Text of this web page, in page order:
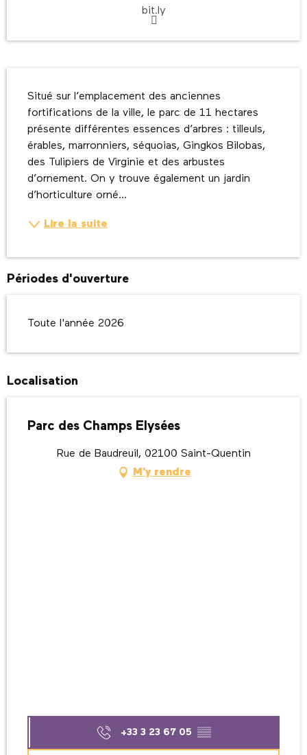
bit.ly
Situé sur l’emplacement des anciennes
fortifications de la ville, le parc de 11 hectares
présente différentes essences d’arbres : tilleuls,
érables, marronniers, séquoias, Gingkos Bilobas,
des Tulipiers de Virginie et des arbustes
d’ornement. On y trouve également un jardin
d’horticulture orné...
Lire la suite
Périodes d'ouverture
Toute l'année 2026
Localisation
Parc des Champs Elysées
Rue de Baudreuil, 02100 Saint-Quentin
M'y rendre
+33 3 23 67 05 ▒▒